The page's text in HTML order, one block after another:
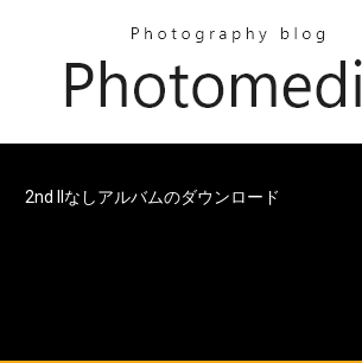
2nd IIなしアルバムのダウンロード